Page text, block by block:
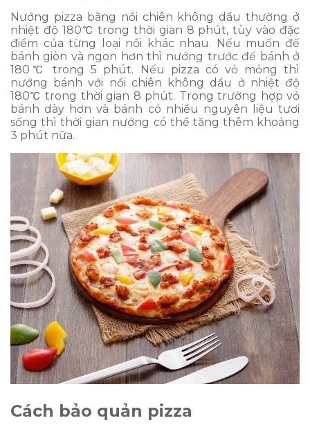
Nướng pizza bằng nồi chiên không dầu thường ở
nhiệt độ 180℃ trong thời gian 8 phút, tùy vào đặc
điểm của từng loại nồi khác nhau. Nếu muốn đế
bánh giòn và ngon hơn thì nướng trước đế bánh ở
180℃ trong 5 phút. Nếu pizza có vỏ mỏng thì
nướng bánh với nồi chiên không dầu ở nhiệt độ
180℃ trong thời gian 8 phút. Trong trường hợp vỏ
bánh dày hơn và bánh có nhiều nguyên liệu tươi
sống thì thời gian nướng có thể tăng thêm khoảng
3 phút nữa.
Cách bảo quản pizza